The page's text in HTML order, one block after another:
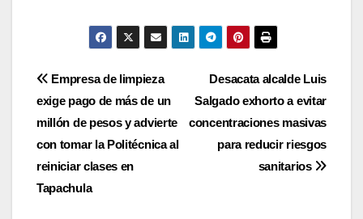
Navegación
de
entradas
Desacata alcalde Luis
Salgado exhorto a evitar
concentraciones masivas
para reducir riesgos
sanitarios
Empresa de limpieza
exige pago de más de un
millón de pesos y advierte
con tomar la Politécnica al
reiniciar clases en
Tapachula